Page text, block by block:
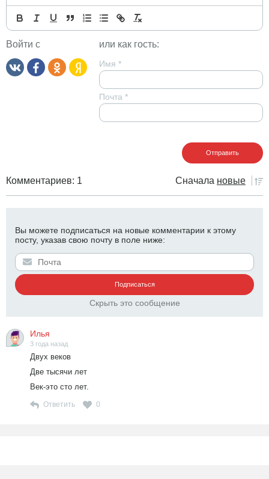
Войти с или как гость:
Имя *
Почта *
Комментариев: 1 Сначала новые
Вы можете подписаться на новые комментарии к этому
посту, указав свою почту в поле ниже:
Скрыть это сообщение
Илья
3 года назад
Двух веков
Две тысячи лет
Век-это сто лет.
Ответить 0